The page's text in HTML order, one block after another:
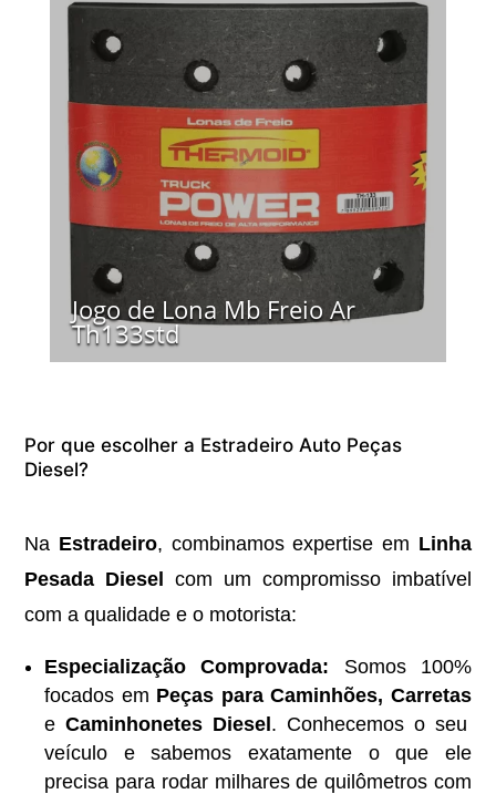
Jogo de Lona Mb Freio Ar
Th133std
Por que escolher a Estradeiro Auto Peças
Diesel?
Na Estradeiro, combinamos expertise em Linha
Pesada Diesel com um compromisso imbatível
com a qualidade e o motorista:
Especialização Comprovada: Somos 100%
focados em Peças para Caminhões, Carretas
eCaminhonetes Diesel. Conhecemos o seu
veículo e sabemos exatamente o que ele
precisa para rodar milhares de quilômetros com